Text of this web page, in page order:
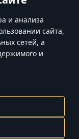
и анализа
сайта,
сетей, а
и
знаки,